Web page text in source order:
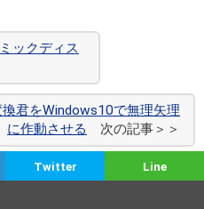
ックディス
君をWindows10で無理矢理
に作動させる
次の記事＞＞
Twitter Line